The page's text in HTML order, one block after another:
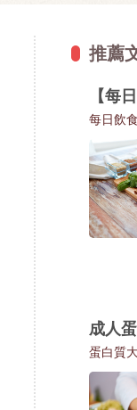
推薦
【每
每日飲
成人
蛋白質